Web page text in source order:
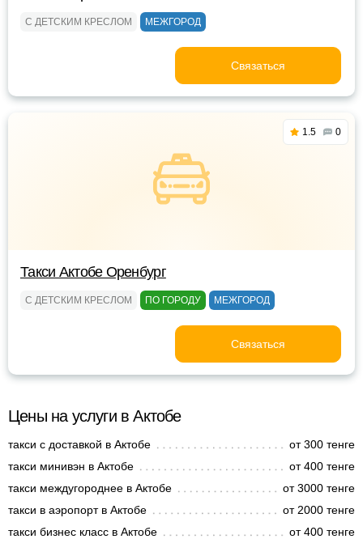
С ДЕТСКИМ КРЕСЛОМ МЕЖГОРОД
Связаться
1.5 0
Такси Актобе Оренбург
С ДЕТСКИМ КРЕСЛОМ ПО ГОРОДУ МЕЖГОРОД
Связаться
Цены на услуги в Актобе
такси с доставкой в Актобе
от 300 тенге
такси минивэн в Актобе
от 400 тенге
такси междугороднее в Актобе
от 3000 тенге
такси в аэропорт в Актобе
от 2000 тенге
такси бизнес класс в Актобе
от 400 тенге